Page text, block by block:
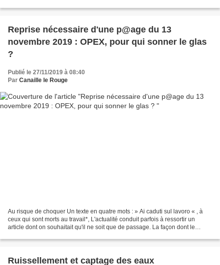
Reprise nécessaire d'une p@age du 13
novembre 2019 : OPEX, pour qui sonner le glas
?
Publié le 27/11/2019 à 08:40
Par Canaille le Rouge
Au risque de choquer Un texte en quatre mots : » Ai caduti sul lavoro « , à
ceux qui sont morts au travail*, L'actualité conduit parfois à ressortir un
article dont on souhaitait qu'il ne soit que de passage. La façon dont le
Ruissellement et captage des eaux